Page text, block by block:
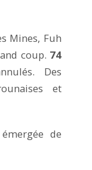
Mines, Fuh
coup. 74
Des
et
de